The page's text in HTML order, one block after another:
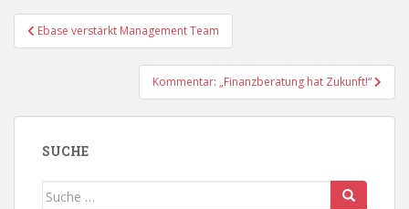
Beitragsnavigation
Ebase verstärkt Management Team
Kommentar: „Finanzberatung hat Zukunft!“
SUCHE
Suche